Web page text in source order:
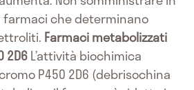
che determinano
Farmaci metabolizzati
2D6L’attività biochimica
P450 2D6 (debrisochina